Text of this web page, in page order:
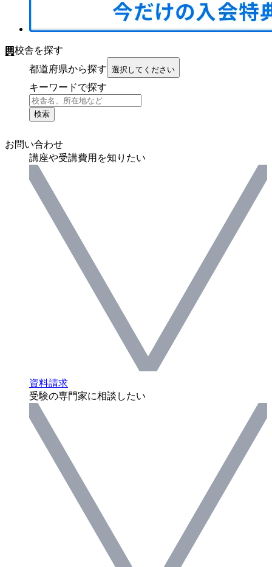
校舎を探す
都道府県から探す 選択してください
キーワードで探す
検索
お問い合わせ
講座や受講費用を知りたい
資料請求
受験の専門家に相談したい